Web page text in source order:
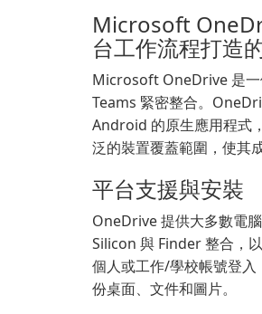
Microsoft
台工作流程打造
Microsoft OneDrive 是
Teams 緊密整合。
Android 的原生應用程式
泛的裝置覆蓋範圍，使其
平台支援與安裝
OneDrive 提供大多數電
Silicon 與 Finder 整合，
個人或工作/學校帳號登
份桌面、文件和圖片。